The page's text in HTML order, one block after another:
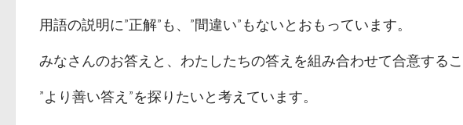
用語の説明に”正解”も、”間違い”もないとおもっています。
みなさんのお答えと、わたしたちの答えを組み合わせて合意するこ
”より善い答え”を探りたいと考えています。